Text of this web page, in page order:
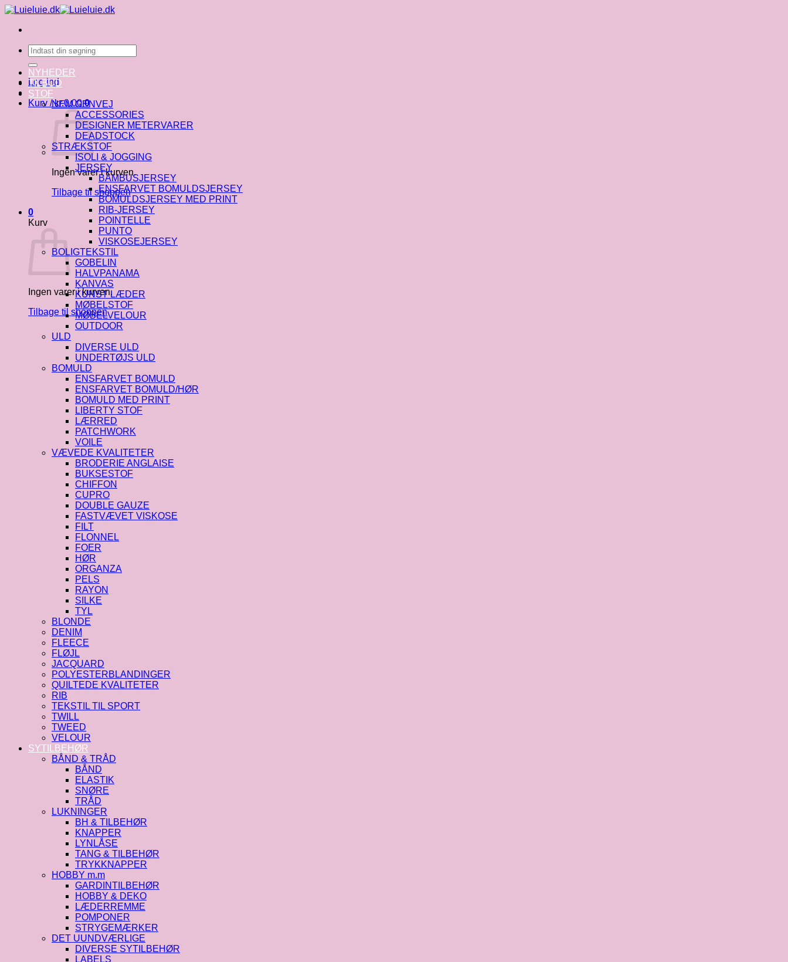
Fortsæt
indhold
Søg
efter:
Log ind
Kurv /kr.0.00 0
Ingen varer i kurven.
Tilbage til shoppen
0
Kurv
Ingen varer i kurven.
Tilbage til shoppen
NYHEDER
TILBUD
STOF
NEM GENVEJ
ACCESSORIES
DESIGNER METERVARER
DEADSTOCK
STRÆKSTOF
ISOLI & JOGGING
JERSEY
BAMBUSJERSEY
ENSFARVET BOMULDSJERSEY
BOMULDSJERSEY MED PRINT
RIB-JERSEY
POINTELLE
PUNTO
VISKOSEJERSEY
BOLIGTEKSTIL
GOBELIN
HALVPANAMA
KANVAS
KUNST LÆDER
MØBELSTOF
MØBELVELOUR
OUTDOOR
ULD
DIVERSE ULD
UNDERTØJS ULD
BOMULD
ENSFARVET BOMULD
ENSFARVET BOMULD/HØR
BOMULD MED PRINT
LIBERTY STOF
LÆRRED
PATCHWORK
VOILE
VÆVEDE KVALITETER
BRODERIE ANGLAISE
BUKSESTOF
CHIFFON
CUPRO
DOUBLE GAUZE
FASTVÆVET VISKOSE
FILT
FLONNEL
FOER
HØR
ORGANZA
PELS
RAYON
SILKE
TYL
BLONDE
DENIM
FLEECE
FLØJL
JACQUARD
POLYESTERBLANDINGER
QUILTEDE KVALITETER
RIB
TEKSTIL TIL SPORT
TWILL
TWEED
VELOUR
SYTILBEHØR
BÅND & TRÅD
BÅND
ELASTIK
SNØRE
TRÅD
LUKNINGER
BH & TILBEHØR
KNAPPER
LYNLÅSE
TANG & TILBEHØR
TRYKKNAPPER
HOBBY m.m
GARDINTILBEHØR
HOBBY & DEKO
LÆDERREMME
POMPONER
STRYGEMÆRKER
DET UUNDVÆRLIGE
DIVERSE SYTILBEHØR
LABELS